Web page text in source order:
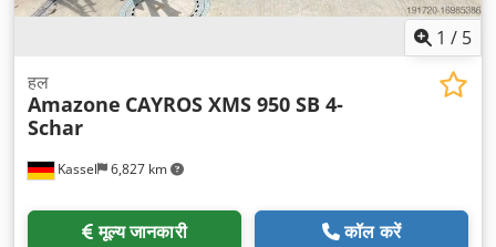
1 / 5
Kassel 6,827 km
हल
Amazone CAYROS XMS 950 SB 4-
Schar
मूल्य जानकारी कॉल करें